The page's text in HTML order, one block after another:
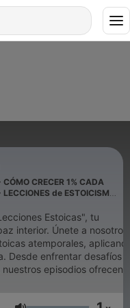
CRECER 1% CADA
de ESTOICISMO
Estoicas", tu
interior. Únete a nosotros
atemporales,
Desde enfrentar desafíos
episodios ofrecen
que busque una vida